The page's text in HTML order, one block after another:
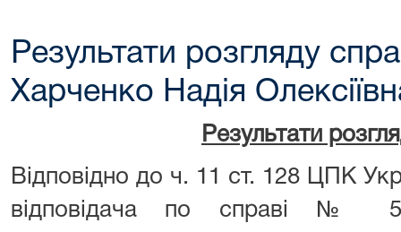
Результати розгляду
Харченко Надія
Результати
Відповідно до ч. 11 ст. 128 ЦПК
відповідача по справі №